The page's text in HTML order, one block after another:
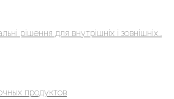
рішення для внутрішніх і зовнішніх...
продуктов